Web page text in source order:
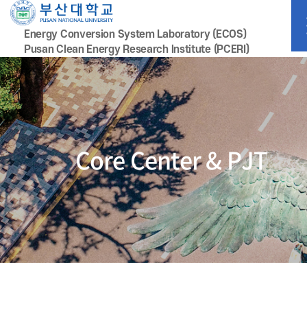
Energy Conversion System Laboratory (ECOS)
Pusan Clean Energy Research lnstitute (PCERI)
Core Center & PJT